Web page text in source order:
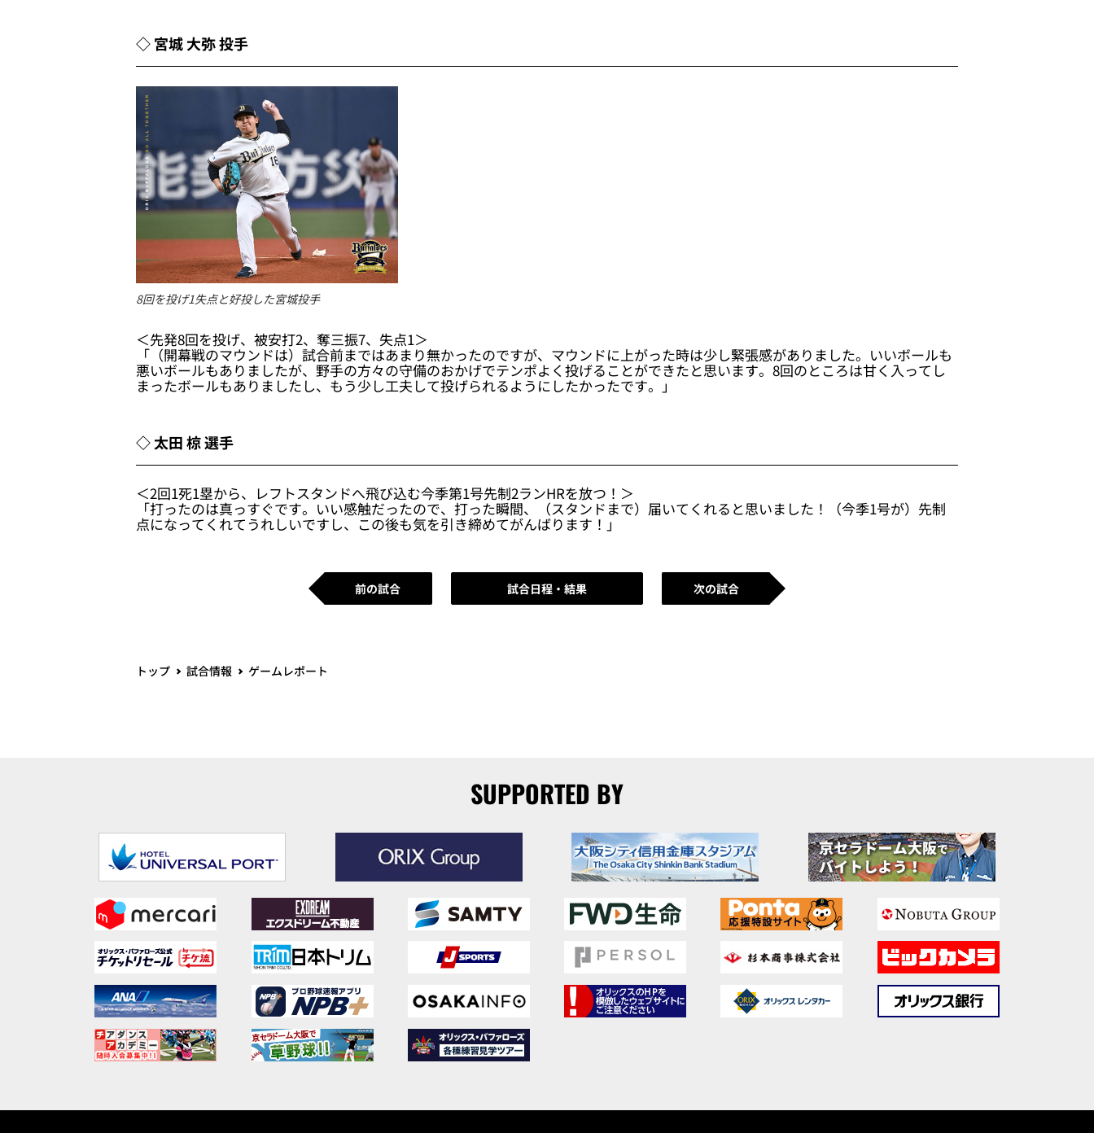
◇ 宮城 大弥 投手
8回を投げ1失点と好投した宮城投手
＜先発8回を投げ、被安打2、奪三振7、失点1＞
「（開幕戦のマウンドは）試合前まではあまり無かったのですが、マウンドに上がった時は少し緊張感がありました。いいボールも
悪いボールもありましたが、野手の方々の守備のおかげでテンポよく投げることができたと思います。8回のところは甘く入ってし
まったボールもありましたし、もう少し工夫して投げられるようにしたかったです。」
◇ 太田 椋 選手
＜2回1死1塁から、レフトスタンドへ飛び込む今季第1号先制2ランHRを放つ！＞
「打ったのは真っすぐです。いい感触だったので、打った瞬間、（スタンドまで）届いてくれると思いました！（今季1号が）先制
点になってくれてうれしいですし、この後も気を引き締めてがんばります！」
前の試合 試合日程・結果 次の試合
トップ 試合情報 ゲームレポート
SUPPORTED BY